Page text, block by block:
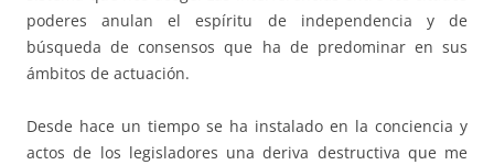
poderes anulan el espíritu de independencia y de
búsqueda de consensos que ha de predominar en sus
ámbitos de actuación.
Desde hace un tiempo se ha instalado en la conciencia y
actos de los legisladores una deriva destructiva que me